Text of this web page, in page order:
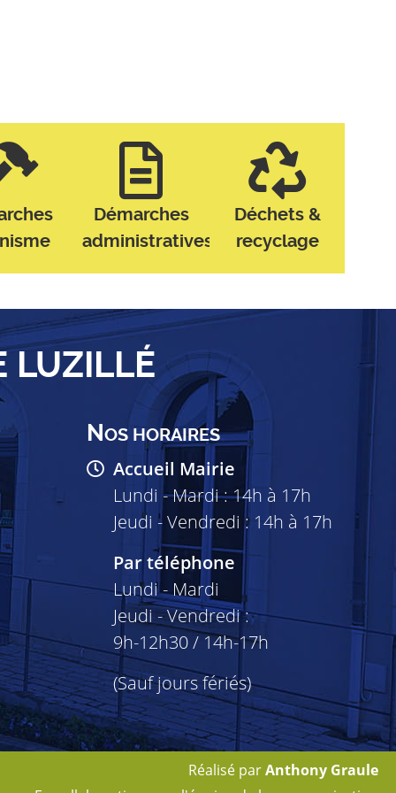
Démarches
administratives
Déchets &
recyclage
LUZILLÉ
NOS HORAIRES
Accueil Mairie
Lundi - Mardi : 14h à 17h
Jeudi - Vendredi : 14h à 17h
Par téléphone
Lundi - Mardi
Jeudi - Vendredi :
9h-12h30 / 14h-17h
(Sauf jours fériés)
Réalisé parAnthony Graule